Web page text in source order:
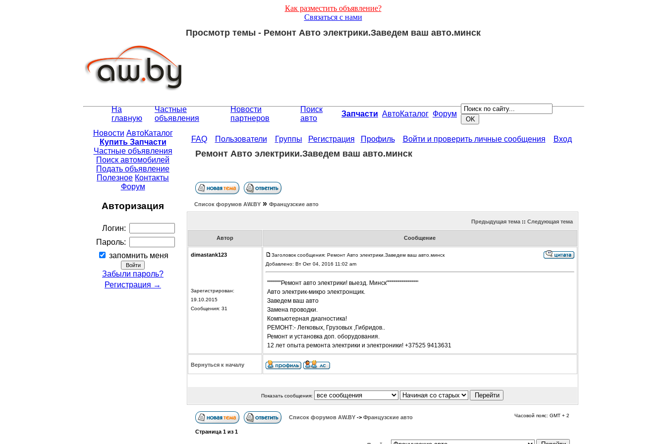
Как разместить объявление?
Связаться с нами
Просмотр темы - Ремонт Авто электрики.Заведем ваш авто.минск
На
главную
Частные
объявления
Новости
партнеров
Поиск
авто
Запчасти АвтоКаталог Форум
Новости АвтоКаталог
Купить Запчасти
Частные объявления
Поиск автомобилей
Подать объявление
Полезное Контакты
Форум
Авторизация
Логин:
Пароль:
запомнить меня
Забыли пароль?
Регистрация →
FAQ Пользователи Группы Регистрация Профиль Войти и проверить личные сообщения Вход
Ремонт Авто электрики.Заведем ваш авто.минск
Список форумов АW.BY» Французские авто
Предыдущая тема:: Следующая тема
Автор Сообщение
dimastank123
Зарегистрирован:
19.10.2015
Сообщения: 31
Заголовок сообщения: Ремонт Авто электрики.Заведем ваш авто.минск
Добавлено: Вт Окт 04, 2016 11:02 am
"""""""Ремонт авто электрики! выезд. Минск""""""""""""""""
Авто электрик-микро электронщик.
Заведем ваш авто
Замена проводки.
Компьютерная диагностика!
РЕМОНТ:- Легковых, Грузовых ,Гибридов..
Ремонт и установка доп. оборудования.
12 лет опыта ремонта электрики и электроники! +37525 9413631
Вернуться к началу
Показать сообщения:
Список форумов АW.BY -> Французские авто Часовой пояс: GMT + 2
Страница 1 из 1